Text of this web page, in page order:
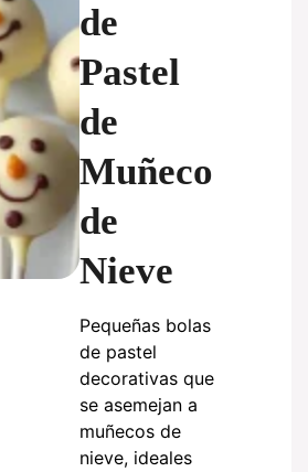
de
Pastel
de
Muñeco
de
Nieve
Pequeñas bolas
de pastel
decorativas que
se asemejan a
muñecos de
nieve, ideales